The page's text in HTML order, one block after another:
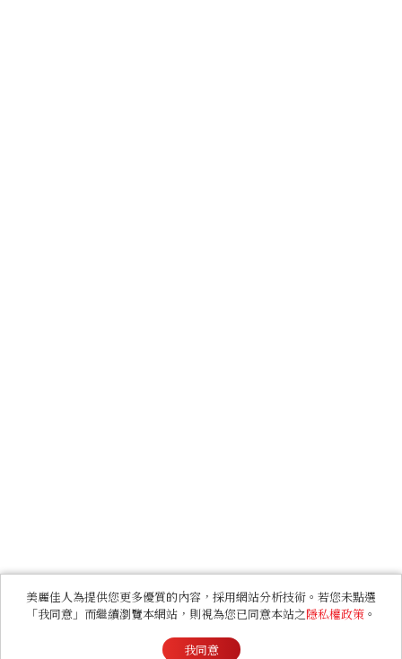
美麗佳人為提供您更多優質的內容，採用網站分析技術。若您未點選
「我同意」而繼續瀏覽本網站，則視為您已同意本站之隱私權政策 。
我同意